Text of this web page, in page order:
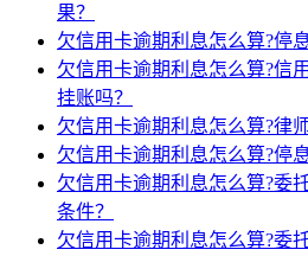
果？
欠信用卡逾期利息怎么算?停
欠信用卡逾期利息怎么算?信
挂账吗？
欠信用卡逾期利息怎么算?律
欠信用卡逾期利息怎么算?停
欠信用卡逾期利息怎么算?委
条件？
欠信用卡逾期利息怎么算?委